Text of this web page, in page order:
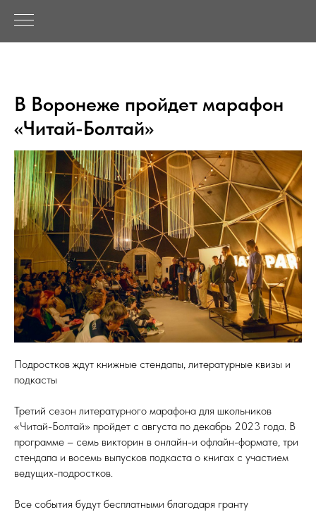
В Воронеже пройдет марафон
«Читай-Болтай»
Подростков ждут книжные стендапы, литературные квизы и
подкасты
Третий сезон литературного марафона для школьников
«Читай-Болтай» пройдет с августа по декабрь 2023 года. В
программе – семь викторин в онлайн-и офлайн-формате, три
стендапа и восемь выпусков подкаста о книгах с участием
ведущих-подростков.
Все события будут бесплатными благодаря гранту